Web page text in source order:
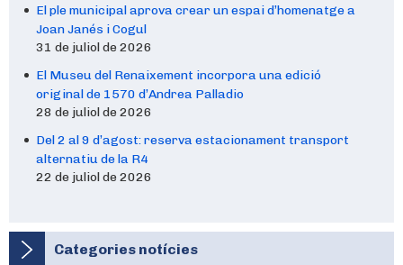
El ple municipal aprova crear un espai d’homenatge a
Joan Janés i Cogul
31 de juliol de 2026
El Museu del Renaixement incorpora una edició
original de 1570 d’Andrea Palladio
28 de juliol de 2026
Del 2 al 9 d’agost: reserva estacionament transport
alternatiu de la R4
22 de juliol de 2026
Categories notícies